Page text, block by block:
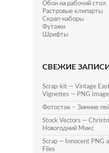
Обои на рабочий стол
Растровые клипарты
Скрап-наборы
Футажи
Шрифты
СВЕЖИЕ ЗАПИСИ
Scrap-kit — Vintage
Vignettes — PNG
Фотосток – Зимние
Stock Vectors —
Новогодний Микс
Scrap — Innocent PNG
Files